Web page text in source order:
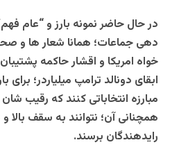
در حال حاضر نمونه بارز و “عام
دهی جماعات؛ همانا شعار ها و
خواه امریکا و اقشار حاکمه
ابقای دونالد ترامپ میلیاردر؛
مبارزه انتخاباتی کنند که رقیب
همچنانی آن؛ نتوانند به سقف بالا
رایدهندگان برسند.